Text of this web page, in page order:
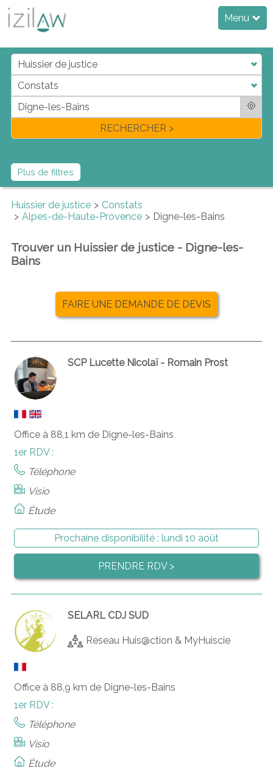
Menu
jdadi
fl
RECHERCHER >
Plus de filtres
Huissier de justice
Constats
Alpes-de-Haute-Provence
Digne-les-Bains
Trouver un Huissier de justice - Digne-les-
Bains
FAIRE UNE DEMANDE DE DEVIS
SCP Lucette Nicolaï - Romain Prost
Office à 88,1 km de Digne-les-Bains
1er RDV :
Téléphone
Visio
Étude
Prochaine disponibilité : lundi 10 août
PRENDRE RDV >
SELARL CDJ SUD
Réseau Huis@ction & MyHuiscie
Office à 88,9 km de Digne-les-Bains
1er RDV :
Téléphone
Visio
Étude